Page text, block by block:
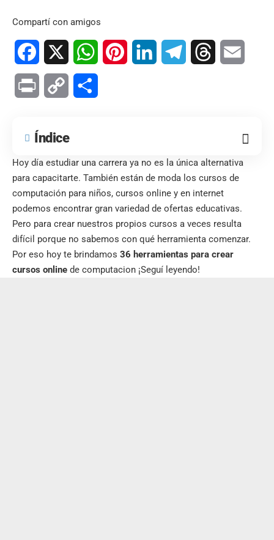
Compartí con amigos
Facebook WhatsAppPinterest LinkedIn TelegramThreads
Print Copy
Índice
Hoy día estudiar una carrera ya no es la única alternativa
para capacitarte. También están de moda los cursos de
computación para niños, cursos online y en internet
podemos encontrar gran variedad de ofertas educativas.
Pero para crear nuestros propios cursos a veces resulta
difícil porque no sabemos con qué herramienta comenzar.
Por eso hoy te brindamos 36 herramientas para crear
cursos online de computacion ¡Seguí leyendo!